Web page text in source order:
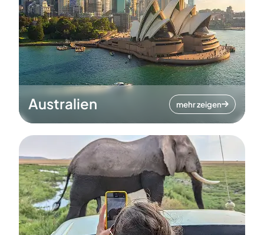
Australien mehr zeigen